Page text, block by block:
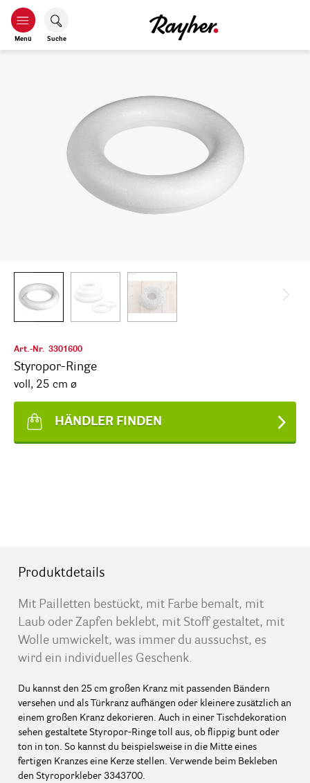
Menü Suche
Art.-Nr. 3301600
Styropor-Ringe
voll, 25 cm ø
HÄNDLER FINDEN
Produktdetails
Mit Pailletten bestückt, mit Farbe bemalt, mit
Laub oder Zapfen beklebt, mit Stoff gestaltet, mit
Wolle umwickelt, was immer du aussuchst, es
wird ein individuelles Geschenk.
Du kannst den 25 cm großen Kranz mit passenden Bändern
versehen und als Türkranz aufhängen oder kleinere zusätzlich an
einem großen Kranz dekorieren. Auch in einer Tischdekoration
sehen gestaltete Styropor-Ringe toll aus, ob flippig bunt oder
ton in ton. So kannst du beispielsweise in die Mitte eines
fertigen Kranzes eine Kerze stellen. Verwende beim Bekleben
den Styroporkleber 3343700.